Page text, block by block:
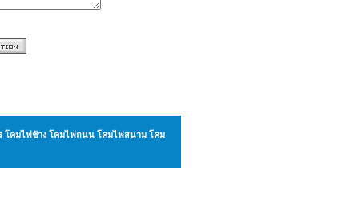
โคมไฟช้าง โคมไฟถนน โคมไฟสนาม โคม